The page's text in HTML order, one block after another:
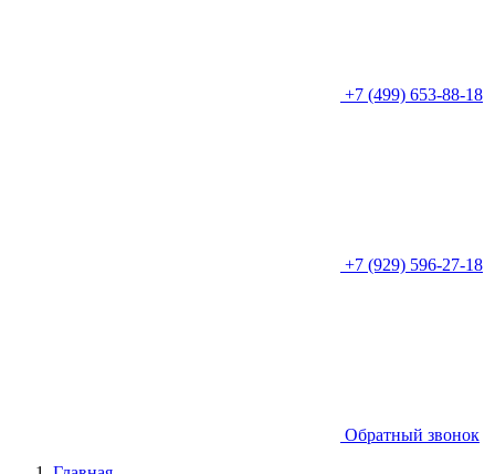
+7 (499) 653-88-18
+7 (929) 596-27-18
Обратный звонок